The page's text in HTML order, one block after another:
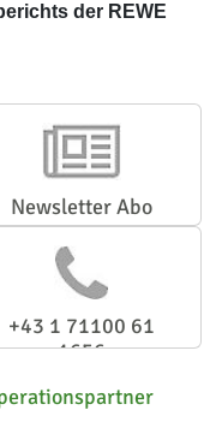
der REWE
Newsletter Abo
+43 1 71100 61
1656